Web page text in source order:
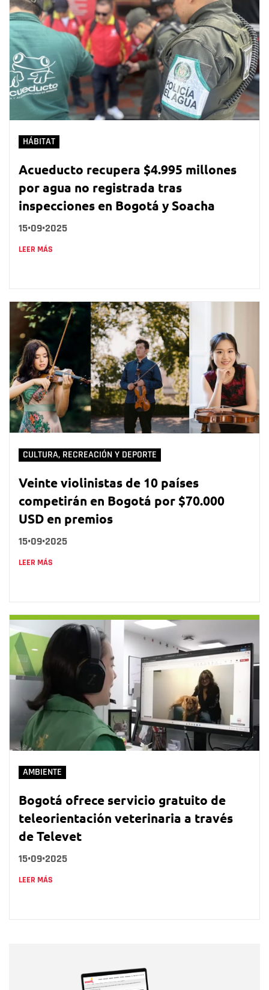
HÁBITAT
Acueducto recupera $4.995 millones
por agua no registrada tras
inspecciones en Bogotá y Soacha
15•09•2025
LEER MÁS
CULTURA, RECREACIÓN Y DEPORTE
Veinte violinistas de 10 países
competirán en Bogotá por $70.000
USD en premios
15•09•2025
LEER MÁS
AMBIENTE
Bogotá ofrece servicio gratuito de
teleorientación veterinaria a través
de Televet
15•09•2025
LEER MÁS